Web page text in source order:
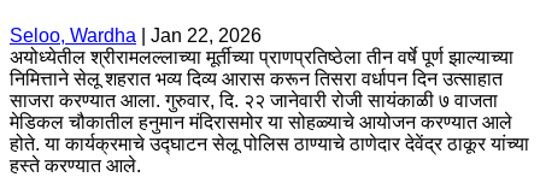
Seloo, Wardha
Jan 22, 2026
अयोध्येतील श्रीरामलल्लाच्या मूर्तीच्या प्राणप्रतिष्ठेला तीन वर्षे पूर्ण झाल्याच्या
निमित्ताने सेलू शहरात भव्य दिव्य आरास करून तिसरा वर्धापन दिन उत्साहात
साजरा करण्यात आला. गुरुवार, दि. २२ जानेवारी रोजी सायंकाळी ७ वाजता
मेडिकल चौकातील हनुमान मंदिरासमोर या सोहळ्याचे आयोजन करण्यात आले
होते. या कार्यक्रमाचे उद्घाटन सेलू पोलिस ठाण्याचे ठाणेदार देवेंद्र ठाकूर यांच्या
हस्ते करण्यात आले.